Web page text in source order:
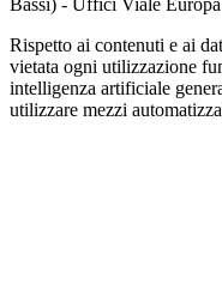
Rispetto ai contenuti e ai
vietata ogni utilizzazione
intelligenza artificiale
utilizzare mezzi